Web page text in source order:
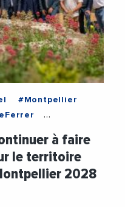
#Montpellier
à faire
le territoire
2028